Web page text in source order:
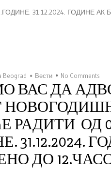
31.12.2024. ГОДИНЕ
Beograd Вести No Comments
ВАС ДА
РАДИТИ ОД
ДО